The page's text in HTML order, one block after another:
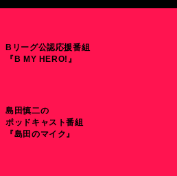
Bリーグ公認応援番組
『B MY HERO!』
島田慎二の
ポッドキャスト番組
『島田のマイク』